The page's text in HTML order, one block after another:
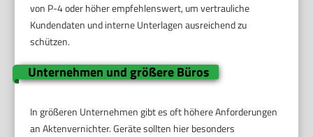
von P-4 oder höher empfehlenswert, um vertrauliche
Kundendaten und interne Unterlagen ausreichend zu
schützen.
Unternehmen und größere Büros
In größeren Unternehmen gibt es oft höhere Anforderungen
an Aktenvernichter. Geräte sollten hier besonders